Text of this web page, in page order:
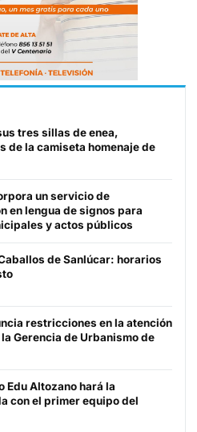
tres sillas de enea,
de la camiseta homenaje de
un servicio de
en lengua de signos para
y actos públicos
de Sanlúcar: horarios
restricciones en la atención
Gerencia de Urbanismo de
Edu Altozano hará la
con el primer equipo del